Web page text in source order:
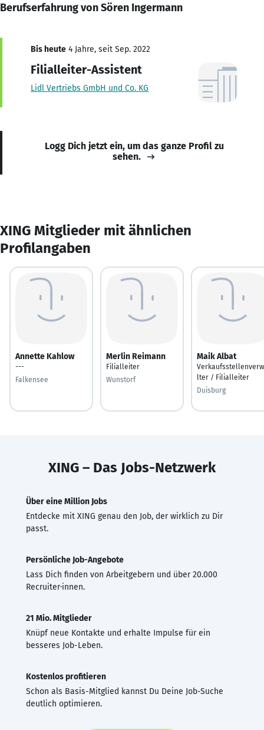
Berufserfahrung von Sören Ingermann
Bis heute 4 Jahre, seit Sep. 2022
Filialleiter-Assistent
Lidl Vertriebs GmbH und Co. KG
Logg Dich jetzt ein, um das ganze Profil zu
sehen.
XING Mitglieder mit ähnlichen
Profilangaben
Annette Kahlow
---
Falkensee
Merlin Reimann
Filialleiter
Wunstorf
Maik Albat
lter / Filialleiter
Duisburg
XING – Das Jobs-Netzwerk
Über eine Million Jobs
Entdecke mit XING genau den Job, der wirklich zu Dir
passt.
Persönliche Job-Angebote
Lass Dich finden von Arbeitgebern und über 20.000
Recruiter·innen.
21 Mio. Mitglieder
Knüpf neue Kontakte und erhalte Impulse für ein
besseres Job-Leben.
Kostenlos profitieren
Schon als Basis-Mitglied kannst Du Deine Job-Suche
deutlich optimieren.